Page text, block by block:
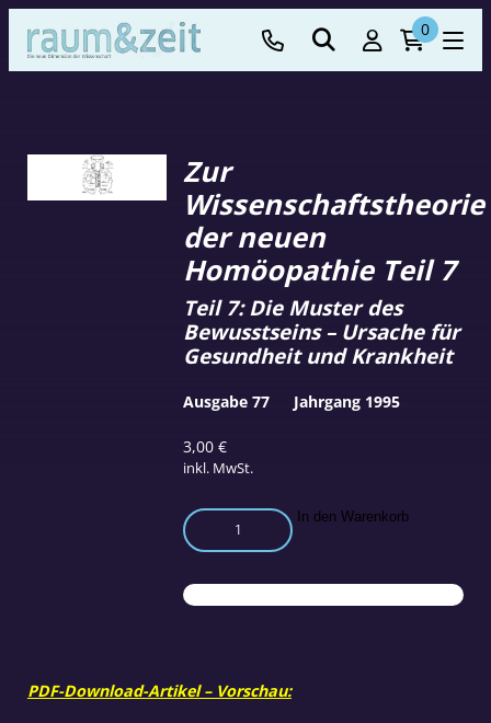
0
Zur
Wissenschaftstheorie
der neuen
Homöopathie Teil 7
3,00€
inkl. MwSt.
Teil 7: Die Muster des
Bewusstseins – Ursache für
Gesundheit und Krankheit
Zur
Wissenschaftstheorie
neuen
Homöopathie
In den Warenkorb
Ausgabe 77 Jahrgang 1995
PDF-Download-Artikel – Vorschau: